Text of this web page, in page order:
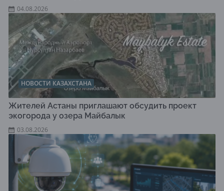
04.08.2026
НОВОСТИ КАЗАХСТАНА
Жителей Астаны приглашают обсудить проект
экогорода у озера Майбалык
03.08.2026